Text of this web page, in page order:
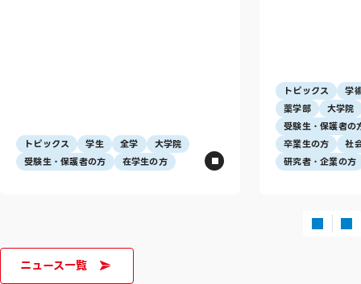
トピックス 学生 全学
大学院
受験生・保護者の方
在学生の方
トピックス
学
薬学部
大学院
受験生・保護者の
卒業生の方
社
研究者・企業の方
ニュース一覧